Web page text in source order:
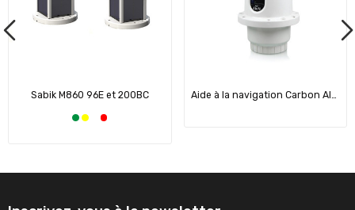
Sabik M860 96E et 200BC Aide à la navigation Carbon AIS (AtoN)